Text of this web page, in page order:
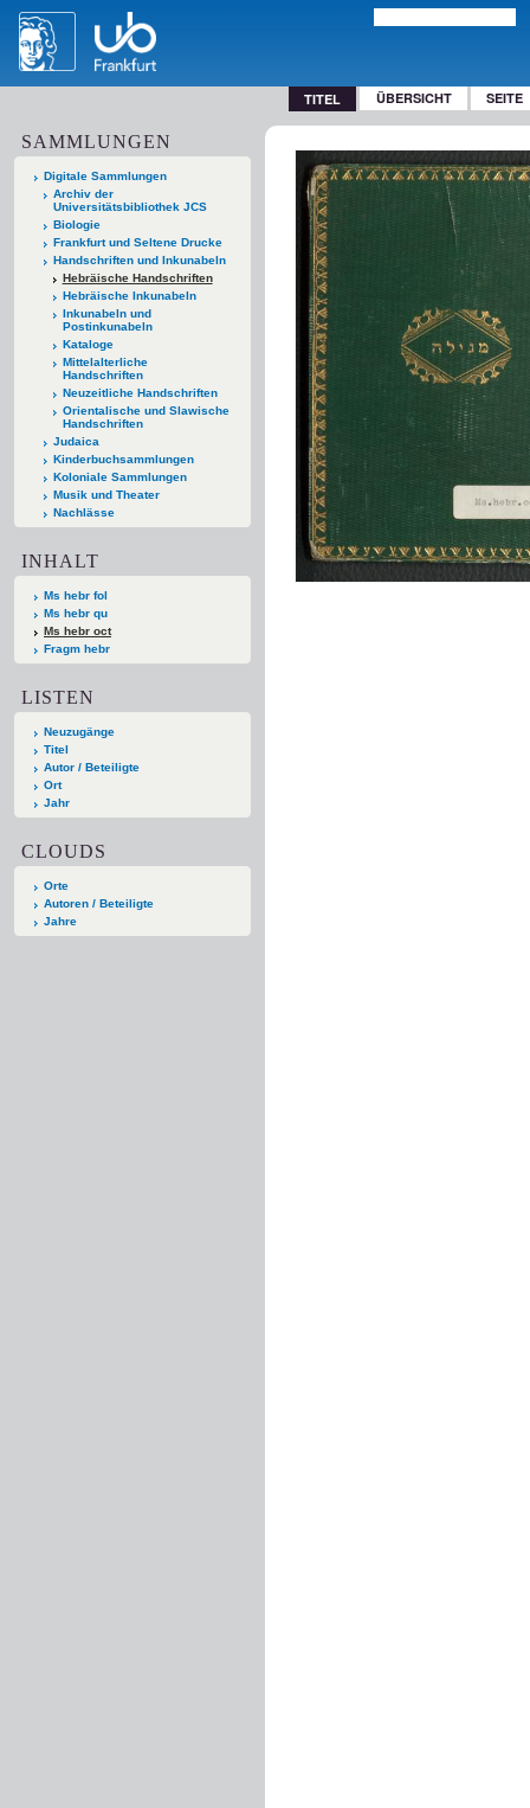
TITEL ÜBERSICHT SEITE
SAMMLUNGEN
Digitale Sammlungen
Archiv der
Universitätsbibliothek JCS
Biologie
Frankfurt und Seltene Drucke
Handschriften und Inkunabeln
Hebräische Handschriften
Hebräische Inkunabeln
Inkunabeln und
Postinkunabeln
Kataloge
Mittelalterliche
Handschriften
Neuzeitliche Handschriften
Orientalische und Slawische
Handschriften
Judaica
Kinderbuchsammlungen
Koloniale Sammlungen
Musik und Theater
Nachlässe
INHALT
Ms hebr fol
Ms hebr qu
Ms hebr oct
Fragm hebr
LISTEN
Neuzugänge
Titel
Autor / Beteiligte
Ort
Jahr
CLOUDS
Orte
Autoren / Beteiligte
Jahre